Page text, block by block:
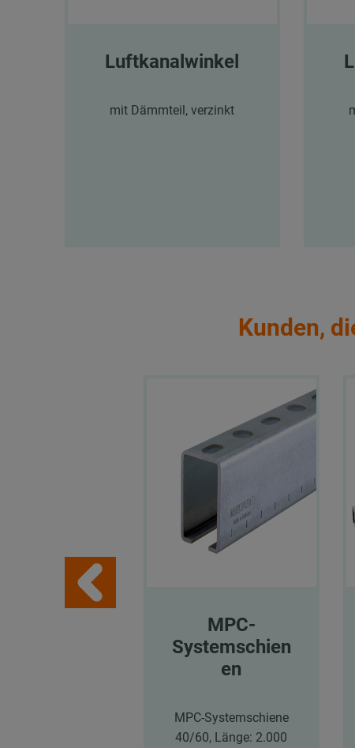
Luftkanalwinkel
mit Dämmteil, verzinkt
Kunden,
MPC-
Systemschien
en
MPC-Systemschiene
40/60, Länge: 2.000